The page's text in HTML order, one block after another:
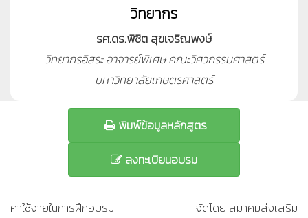
วิทยากร
รศ.ดร.พิชิต สุขเจริญพงษ์
วิทยากรอิสระ อาจารย์พิเศษ คณะวิศวกรรมศาสตร์
มหาวิทยาลัยเกษตรศาสตร์
พิมพ์ข้อมูลหลักสูตร
ลงทะเบียนอบรม
ค่าใช้จ่ายในการฝึกอบรม
จัดโดย สมาคมส่งเสริม